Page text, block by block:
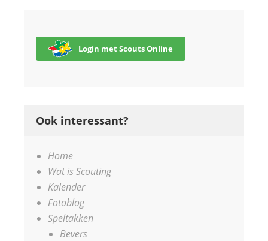
Login met Scouts Online
Ook interessant?
Home
Wat is Scouting
Kalender
Fotoblog
Speltakken
Bevers